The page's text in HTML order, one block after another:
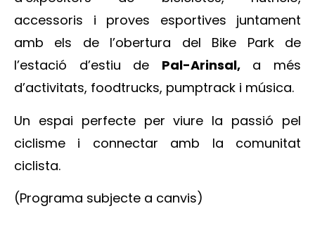
accessoris i proves esportives juntament
amb els de l’obertura del Bike Park de
l’estació d’estiu de Pal-Arinsal,a més
d’activitats, foodtrucks, pumptrack i música.
Un espai perfecte per viure la passió pel
ciclisme i connectar amb la comunitat
ciclista.
(Programa subjecte a canvis)